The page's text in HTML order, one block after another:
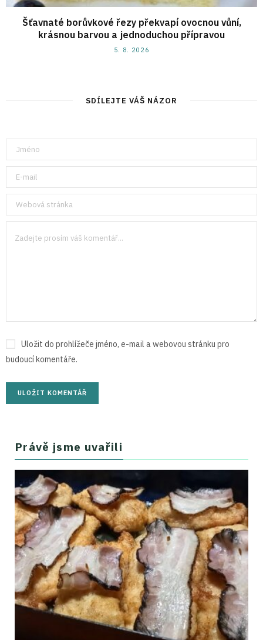
Šťavnaté borůvkové řezy překvapí ovocnou vůní,
krásnou barvou a jednoduchou přípravou
5. 8. 2026
SDÍLEJTE VÁŠ NÁZOR
Uložit do prohlížeče jméno, e-mail a webovou stránku pro
budoucí komentáře.
Právě jsme uvařili